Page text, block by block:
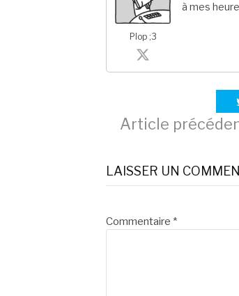
Plop ;3
à mes
Lire
la
suite
Article
LAISSER UN
Commentaire *